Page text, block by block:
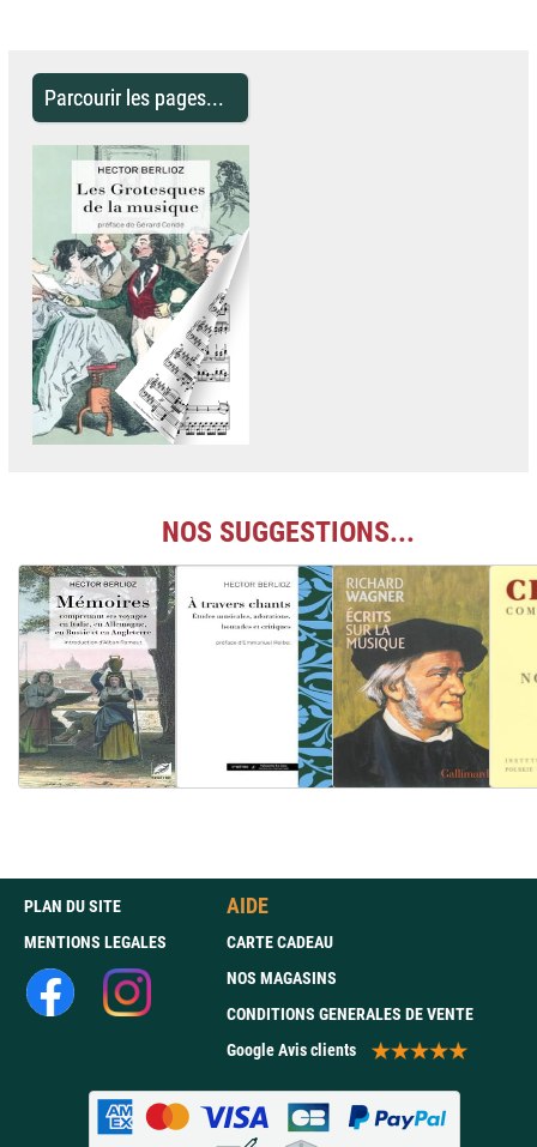
Parcourir les pages...
NOS SUGGESTIONS...
PLAN DU SITE
MENTIONS LEGALES
AIDE
CARTE CADEAU
NOS MAGASINS
CONDITIONS GENERALES DE VENTE
Google Avis clients